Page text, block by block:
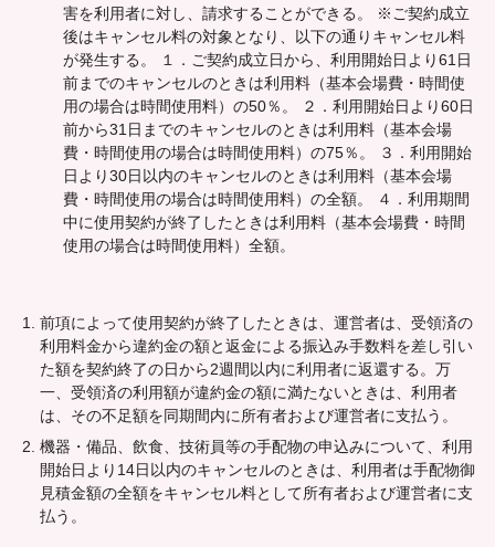
害を利用者に対し、請求することができる。 ※ご契約成立
後はキャンセル料の対象となり、以下の通りキャンセル料
が発生する。 １．ご契約成立日から、利用開始日より61日
前までのキャンセルのときは利用料（基本会場費・時間使
用の場合は時間使用料）の50％。 ２．利用開始日より60日
前から31日までのキャンセルのときは利用料（基本会場
費・時間使用の場合は時間使用料）の75％。 ３．利用開始
日より30日以内のキャンセルのときは利用料（基本会場
費・時間使用の場合は時間使用料）の全額。 ４．利用期間
中に使用契約が終了したときは利用料（基本会場費・時間
使用の場合は時間使用料）全額。
前項によって使用契約が終了したときは、運営者は、受領済の
利用料金から違約金の額と返金による振込み手数料を差し引い
た額を契約終了の日から2週間以内に利用者に返還する。万
一、受領済の利用額が違約金の額に満たないときは、利用者
は、その不足額を同期間内に所有者および運営者に支払う。
機器・備品、飲食、技術員等の手配物の申込みについて、利用
開始日より14日以内のキャンセルのときは、利用者は手配物御
見積金額の全額をキャンセル料として所有者および運営者に支
払う。